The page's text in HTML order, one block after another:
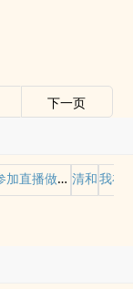
下一页
播做爱综艺后我火了(NPH) 清和我在